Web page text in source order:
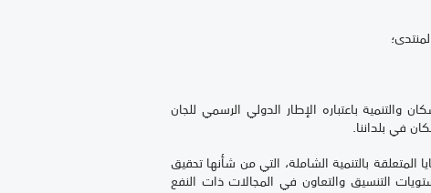
باعتباره الإطار الدولي الرسمي للجان
في بلداننا.
بالتنمية الشاملة، التي من شأنها تحقيق
التنسيق والتعاون في المجالات ذات النفع